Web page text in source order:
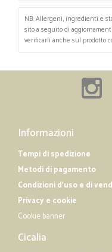
NB: Allergeni, ingredienti e
sito a seguito di
verificarli anche sul prodotto
Informazioni
Tempi di spedizione
Metodi di pagamento
Condizioni d'uso e di
Privacy e cookie
Cookie banner
Cicalia